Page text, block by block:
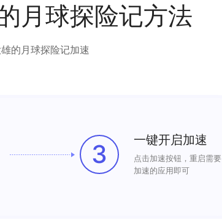
月球探险记方法
的月球探险记加速
3 一键开启加速
点击加速按钮，重启需要
加速的应用即可